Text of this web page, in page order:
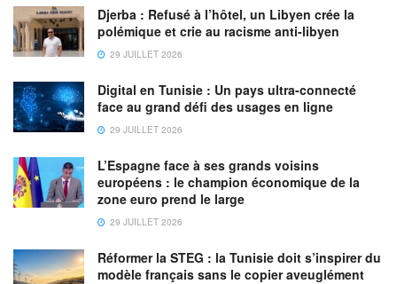
Djerba : Refusé à l’hôtel, un Libyen crée la
polémique et crie au racisme anti-libyen
29 JUILLET 2026
Digital en Tunisie : Un pays ultra-connecté
face au grand défi des usages en ligne
29 JUILLET 2026
L’Espagne face à ses grands voisins
européens : le champion économique de la
zone euro prend le large
29 JUILLET 2026
Réformer la STEG : la Tunisie doit s’inspirer du
modèle français sans le copier aveuglément